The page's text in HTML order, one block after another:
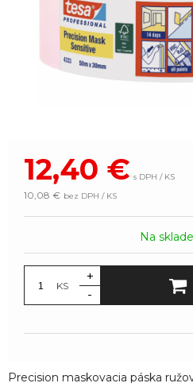
12,40 € s DPH / KS
10,08 € bez DPH / KS
Na
KS
+
-
Precision maskovacia páska